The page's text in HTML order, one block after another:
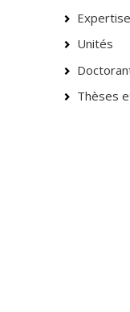
Unités
Thèses